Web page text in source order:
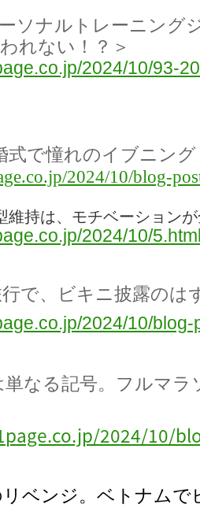
ソナルトレーニン
れない！？ ＞
2024/10/93-
式で憧れのイブニン
2024/10/blog-
維持は、モチベーション
2024/10/
行で、ビキニ披露の
2024/10/blog-
単なる記号。フルマラ
2024/10/
リベンジ。ベトナムで